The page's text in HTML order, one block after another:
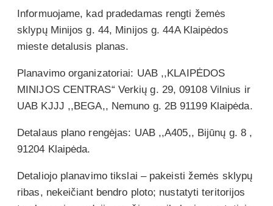
Informuojame, kad pradedamas rengti žemės
sklypų Minijos g. 44, Minijos g. 44A Klaipėdos
mieste detalusis planas.
Planavimo organizatoriai: UAB ,,KLAIPĖDOS
MINIJOS CENTRAS“ Verkių g. 29, 09108 Vilnius ir
UAB KJJJ ,,BEGA,, Nemuno g. 2B 91199 Klaipėda.
Detalaus plano rengėjas: UAB ,,A405,, Bijūnų g. 8 ,
91204 Klaipėda.
Detaliojo planavimo tikslai – pakeisti žemės sklypų
ribas, nekeičiant bendro ploto; nustatyti teritorijos